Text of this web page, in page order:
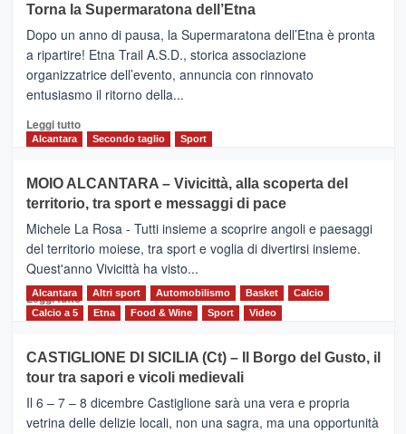
BROOKS
SuperMaratona
dell’Etna,
presentata
l’edizione
2026
Torna la Supermaratona dell’Etna
Dopo un anno di pausa, la Supermaratona dell’Etna è pronta
a ripartire! Etna Trail A.S.D., storica associazione
organizzatrice dell’evento, annuncia con rinnovato
entusiasmo il ritorno della...
Leggi tuttoLeggi
Torna
la
Supermaratona
dell’Etna
Alcantara Secondo taglio Sport
MOIO ALCANTARA – Vivicittà, alla scoperta del
territorio, tra sport e messaggi di pace
Michele La Rosa - Tutti insieme a scoprire angoli e paesaggi
del territorio moiese, tra sport e voglia di divertirsi insieme.
Quest'anno Vivicittà ha visto...
Leggi tutto Leggi
MOIO
ALCANTARA
–
Vivicittà,
Alcantara Altri sport Automobilismo Basket
Calcio
Calcio a 5
Etna Food & Wine Sport Video
CASTIGLIONE DI SICILIA (Ct) – Il Borgo del Gusto, il
tour tra sapori e vicoli medievali
Il 6 – 7 – 8 dicembre Castiglione sarà una vera e propria
vetrina delle delizie locali, non una sagra, ma una opportunità